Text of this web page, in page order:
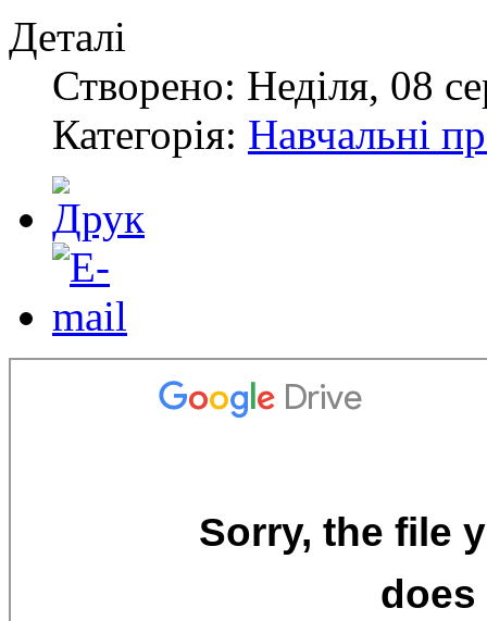
Деталі
Створено: Неділя, 08
Категорія: Навчальні